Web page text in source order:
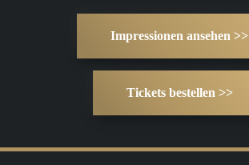
Impressionen ansehen >>
Tickets bestellen >>